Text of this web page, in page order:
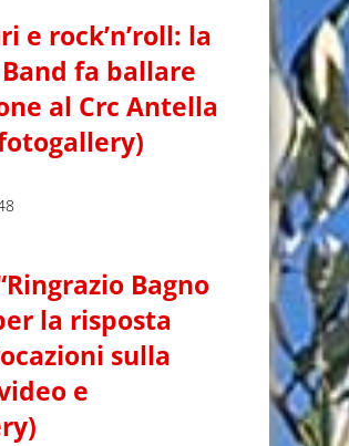
e rock’n’roll: la
Band fa ballare
al Crc Antella
Bagno
la risposta
sulla
e